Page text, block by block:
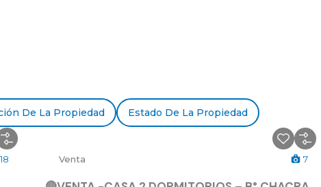
De La Propiedad Estado De La Propiedad
18 Venta 7